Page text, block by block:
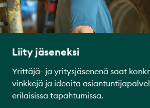
Liity jäseneksi
Yrittäjä- ja yritysjäsenenä saat
vinkkejä ja ideoita
erilaisissa tapahtumissa.